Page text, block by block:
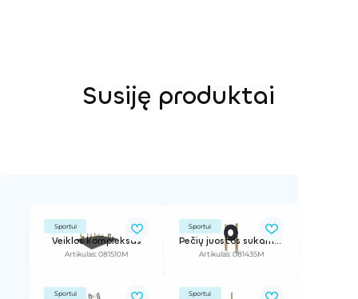
Susiję produktai
Sportui
Veiklos kompleksas
Artikulas: 081510M
Sportui
Pečių juostos sukamasis treniruoklis
Artikulas: 081435M
Sportui Sportui